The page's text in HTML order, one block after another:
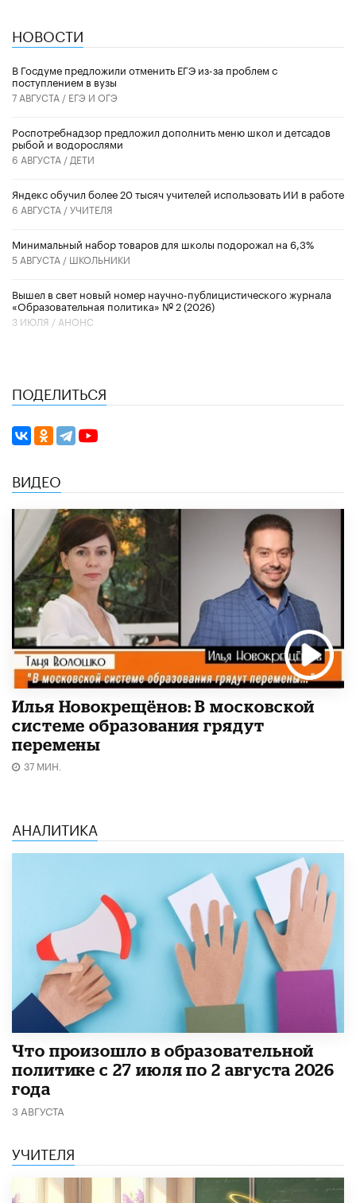
НОВОСТИ
В Госдуме предложили отменить ЕГЭ из-за проблем с
поступлением в вузы
7 АВГУСТА / ЕГЭ И ОГЭ
Роспотребнадзор предложил дополнить меню школ и детсадов
рыбой и водорослями
6 АВГУСТА / ДЕТИ
​Яндекс обучил более 20 тысяч учителей использовать ИИ в работе
6 АВГУСТА /УЧИТЕЛЯ
Минимальный набор товаров для школы подорожал на 6,3%
5 АВГУСТА / ШКОЛЬНИКИ
Вышел в свет новый номер научно-публицистического журнала
«Образовательная политика» № 2 (2026)
3 ИЮЛЯ / АНОНС
ПОДЕЛИТЬСЯ
ВИДЕО
Илья Новокрещёнов: В московской
системе образования грядут
перемены
37 МИН.
АНАЛИТИКА
​Что произошло в образовательной
политике с 27 июля по 2 августа 2026
года
3 АВГУСТА
УЧИТЕЛЯ